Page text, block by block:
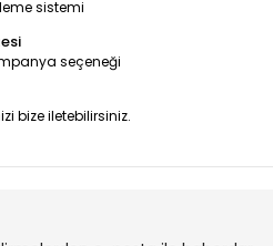
sistemi
seçeneği
bize iletebilirsiniz.